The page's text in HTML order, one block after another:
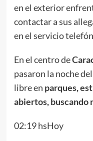
en el exterior
contactar a sus
en el servicio
En el centro de
pasaron la noche
libre en parques,
abiertos, buscando
02:19 hsHoy